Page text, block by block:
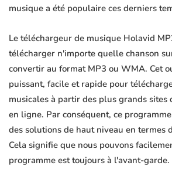
musique a été populaire ces derniers
Le téléchargeur de musique Holavid
télécharger n'importe quelle chanson
convertir au format MP3 ou WMA. Cet
puissant, facile et rapide pour
musicales à partir des plus grands sites
en ligne. Par conséquent, ce
des solutions de haut niveau en termes
Cela signifie que nous pouvons
programme est toujours à l'avant-garde.